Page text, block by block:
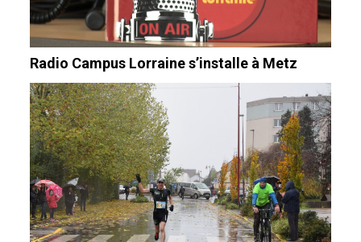
Radio Campus Lorraine s’installe à Metz